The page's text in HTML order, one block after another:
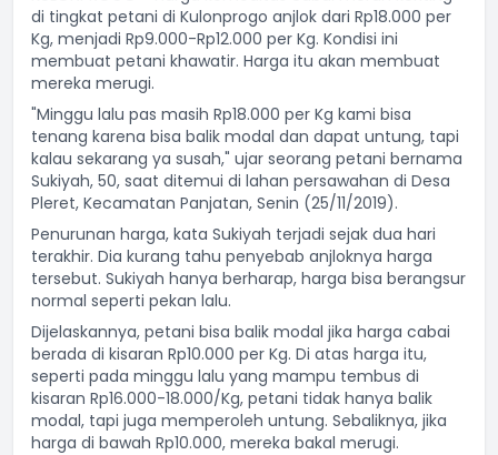
di tingkat petani di Kulonprogo anjlok dari Rp18.000 per
Kg, menjadi Rp9.000-Rp12.000 per Kg. Kondisi ini
membuat petani khawatir. Harga itu akan membuat
mereka merugi.
"Minggu lalu pas masih Rp18.000 per Kg kami bisa
tenang karena bisa balik modal dan dapat untung, tapi
kalau sekarang ya susah," ujar seorang petani bernama
Sukiyah, 50, saat ditemui di lahan persawahan di Desa
Pleret, Kecamatan Panjatan, Senin (25/11/2019).
Penurunan harga, kata Sukiyah terjadi sejak dua hari
terakhir. Dia kurang tahu penyebab anjloknya harga
tersebut. Sukiyah hanya berharap, harga bisa berangsur
normal seperti pekan lalu.
Dijelaskannya, petani bisa balik modal jika harga cabai
berada di kisaran Rp10.000 per Kg. Di atas harga itu,
seperti pada minggu lalu yang mampu tembus di
kisaran Rp16.000-18.000/Kg, petani tidak hanya balik
modal, tapi juga memperoleh untung. Sebaliknya, jika
harga di bawah Rp10.000, mereka bakal merugi.